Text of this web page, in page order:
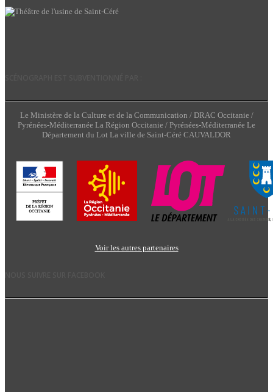
Le Ministère de la Culture et de la Communication / DRAC Occitanie /
Pyrénées-Méditerranée La Région Occitanie / Pyrénées-Méditerranée Le
Département du Lot La ville de Saint-Céré CAUVALDOR
Voir les autres partenaires